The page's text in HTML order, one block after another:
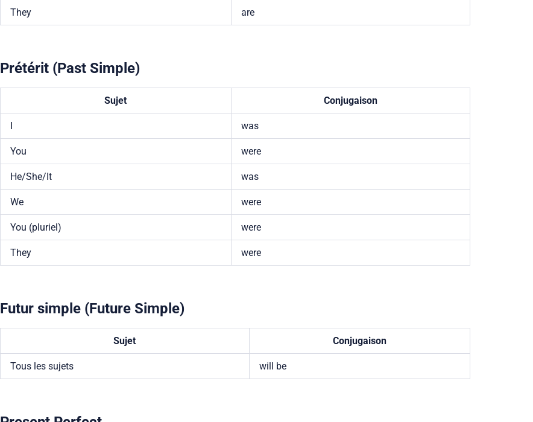
They are
Prétérit (Past Simple)
Sujet Conjugaison
I was
You were
He/She/It was
We were
You (pluriel) were
They were
Futur simple (Future Simple)
Sujet Conjugaison
Tous les sujets will be